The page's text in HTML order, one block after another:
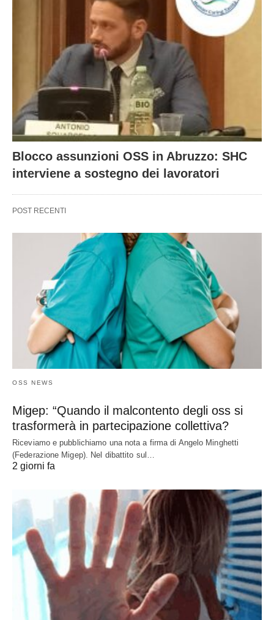
Blocco assunzioni OSS in Abruzzo: SHC
interviene a sostegno dei lavoratori
POST RECENTI
OSS NEWS
Migep: “Quando il malcontento degli oss si
trasformerà in partecipazione collettiva?
Riceviamo e pubblichiamo una nota a firma di Angelo Minghetti
(Federazione Migep). Nel dibattito sul…
2 giorni fa